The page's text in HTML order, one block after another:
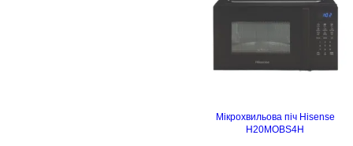
Мікрохвильова піч Hisense
H20MOBS4H